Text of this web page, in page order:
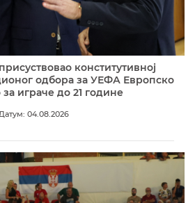
конститутивној
одбора за УЕФА Европско
играче до 21 године
Датум: 04.08.2026